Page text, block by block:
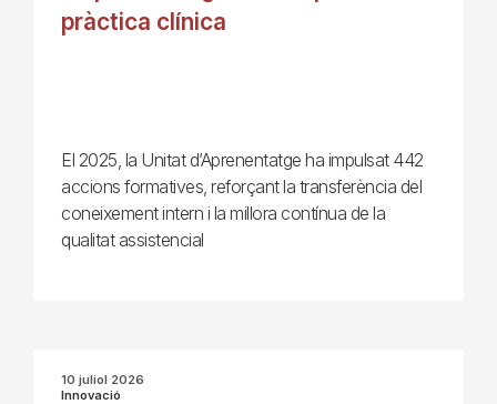
pràctica clínica
El 2025, la Unitat d’Aprenentatge ha impulsat 442
accions formatives, reforçant la transferència del
coneixement intern i la millora contínua de la
qualitat assistencial
10 juliol 2026
Innovació